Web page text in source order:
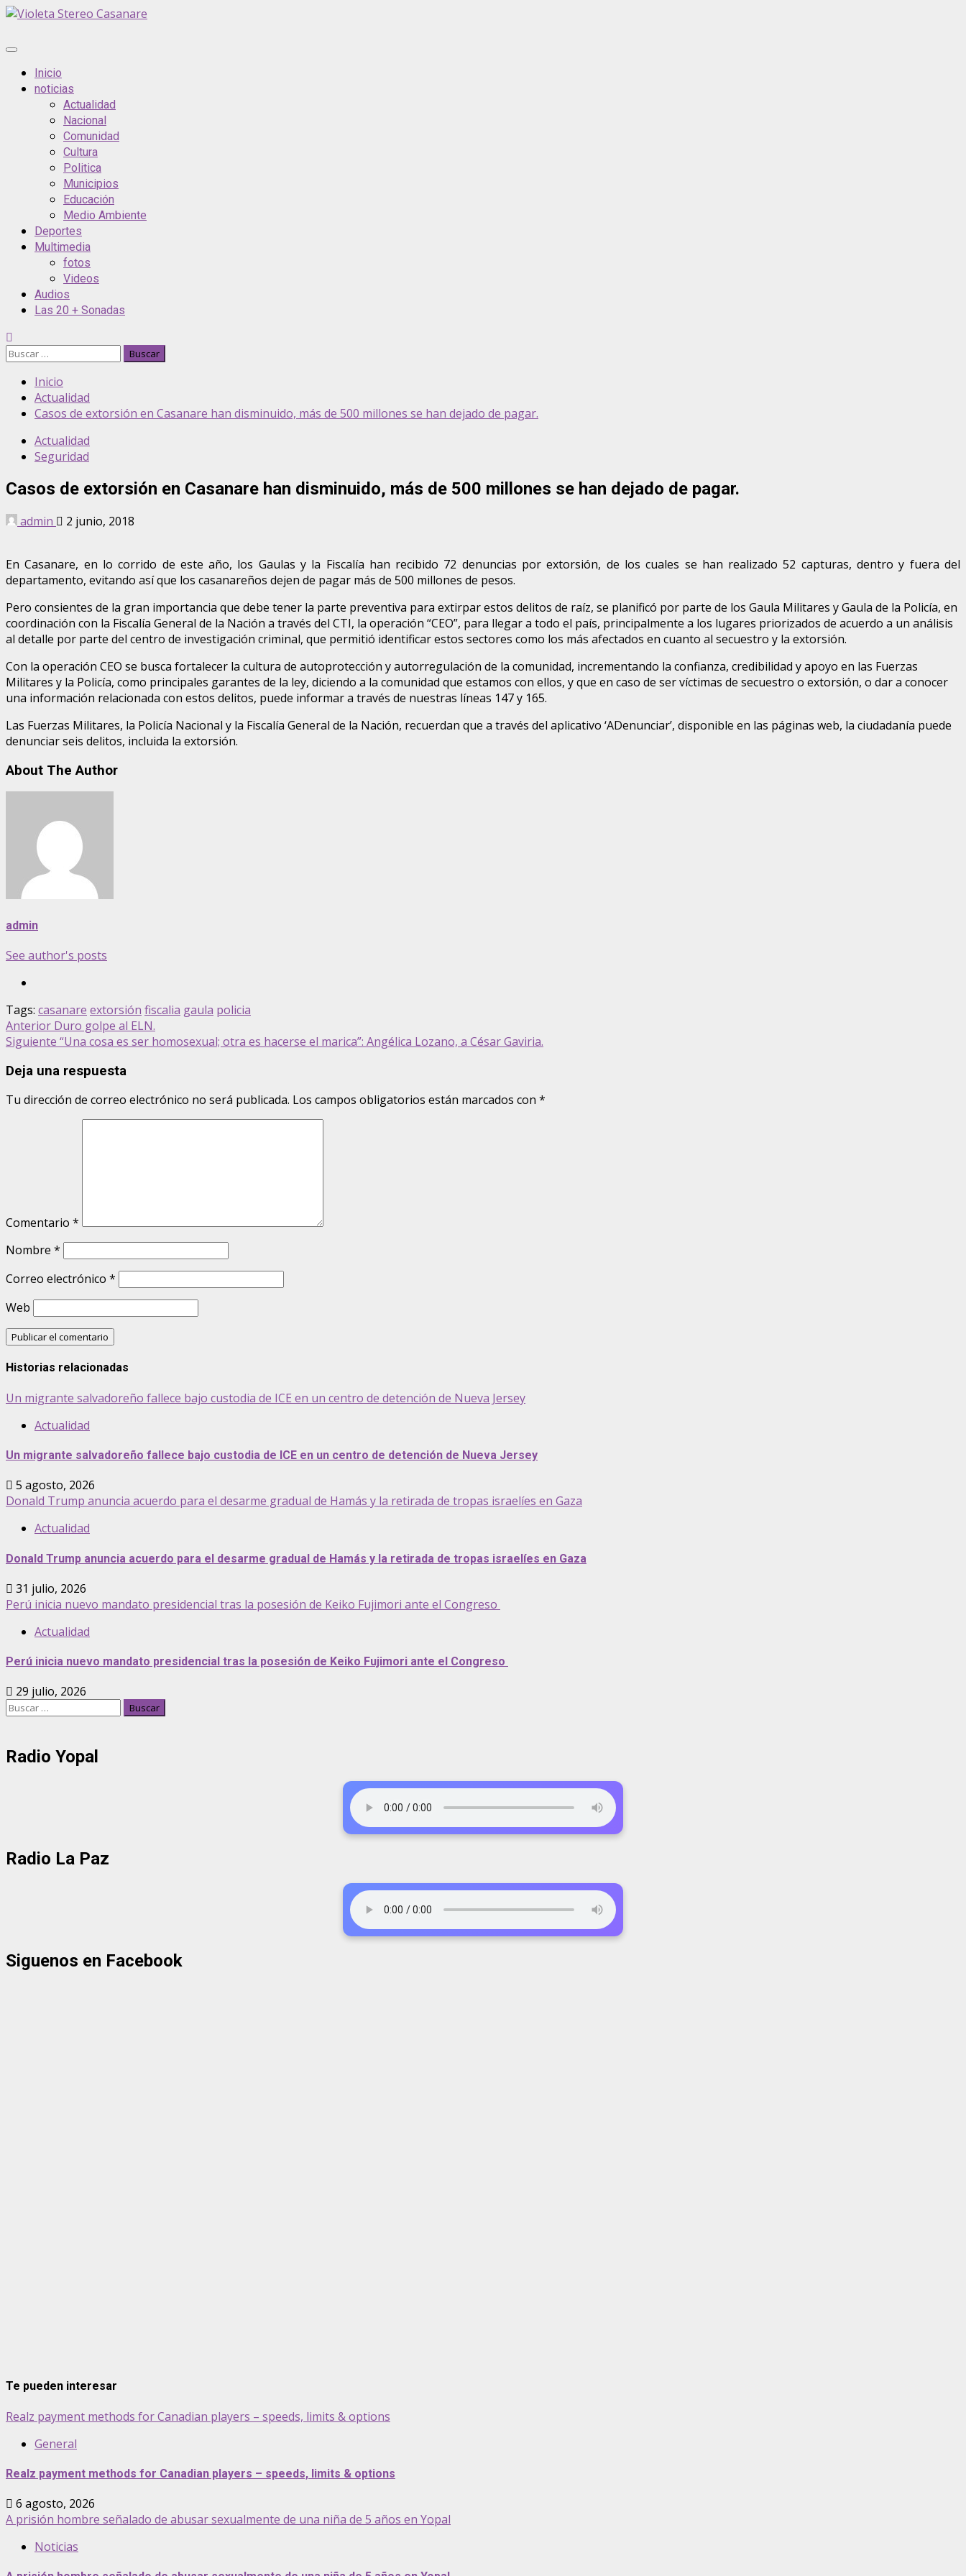
Saltar
contenido
Menú
principalInicio
noticias
Actualidad
Nacional
Comunidad
Cultura
Politica
Municipios
Educación
Medio Ambiente
Deportes
Multimedia
fotos
Videos
Audios
Las 20 + Sonadas
Buscar:
Inicio
Actualidad
Casos de extorsión en Casanare han disminuido, más de 500 millones se han dejado de pagar.
Actualidad
Seguridad
Casos de extorsión en Casanare han disminuido, más de 500 millones se han dejado de pagar.
admin 2 junio, 2018
En Casanare, en lo corrido de este año, los Gaulas y la Fiscalía han recibido 72 denuncias por extorsión, de los cuales se han realizado 52 capturas, dentro y fuera del
departamento, evitando así que los casanareños dejen de pagar más de 500 millones de pesos.
Pero consientes de la gran importancia que debe tener la parte preventiva para extirpar estos delitos de raíz, se planificó por parte de los Gaula Militares y Gaula de la Policía, en
coordinación con la Fiscalía General de la Nación a través del CTI, la operación “CEO”, para llegar a todo el país, principalmente a los lugares priorizados de acuerdo a un análisis
al detalle por parte del centro de investigación criminal, que permitió identificar estos sectores como los más afectados en cuanto al secuestro y la extorsión.
Con la operación CEO se busca fortalecer la cultura de autoprotección y autorregulación de la comunidad, incrementando la confianza, credibilidad y apoyo en las Fuerzas
Militares y la Policía, como principales garantes de la ley, diciendo a la comunidad que estamos con ellos, y que en caso de ser víctimas de secuestro o extorsión, o dar a conocer
una información relacionada con estos delitos, puede informar a través de nuestras líneas 147 y 165.
Las Fuerzas Militares, la Policía Nacional y la Fiscalía General de la Nación, recuerdan que a través del aplicativo ‘ADenunciar’, disponible en las páginas web, la ciudadanía puede
denunciar seis delitos, incluida la extorsión.
About The Author
admin
See author's posts
Tags: casanare extorsión fiscalia gaula policia
Post
navigation
Anterior Duro golpe al ELN.
Siguiente “Una cosa es ser homosexual; otra es hacerse el marica”: Angélica Lozano, a César Gaviria.
Deja una respuesta
Tu dirección de correo electrónico no será publicada. Los campos obligatorios están marcados con *
Comentario *
Nombre *
Correo electrónico *
Web
Historias relacionadas
Un migrante salvadoreño fallece bajo custodia de ICE en un centro de detención de Nueva Jersey
Actualidad
Un migrante salvadoreño fallece bajo custodia de ICE en un centro de detención de Nueva Jersey
5 agosto, 2026
Donald Trump anuncia acuerdo para el desarme gradual de Hamás y la retirada de tropas israelíes en Gaza
Actualidad
Donald Trump anuncia acuerdo para el desarme gradual de Hamás y la retirada de tropas israelíes en Gaza
31 julio, 2026
Perú inicia nuevo mandato presidencial tras la posesión de Keiko Fujimori ante el Congreso
Actualidad
Perú inicia nuevo mandato presidencial tras la posesión de Keiko Fujimori ante el Congreso
29 julio, 2026
Buscar:
Radio Yopal
Radio La Paz
Siguenos en Facebook
Te pueden interesar
Realz payment methods for Canadian players – speeds, limits & options
General
Realz payment methods for Canadian players – speeds, limits & options
6 agosto, 2026
A prisión hombre señalado de abusar sexualmente de una niña de 5 años en Yopal
Noticias